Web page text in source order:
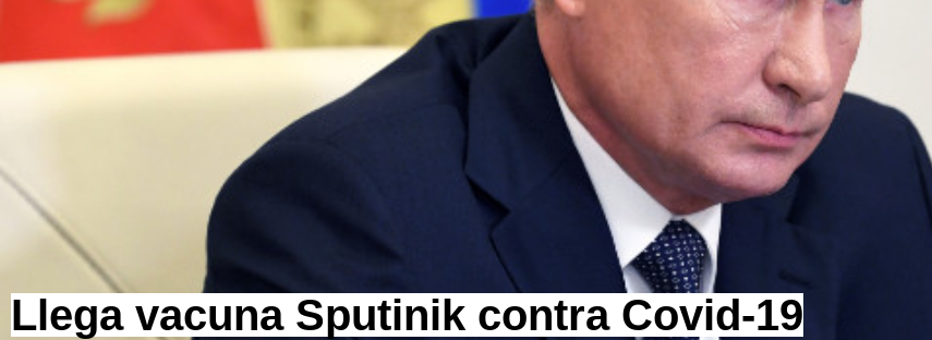
Llega vacuna Sputinik contra Covid-19